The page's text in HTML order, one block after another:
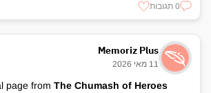
0 תגובות
Memoriz Plus
11 מאי 2026
page from The Chumash of Heroes